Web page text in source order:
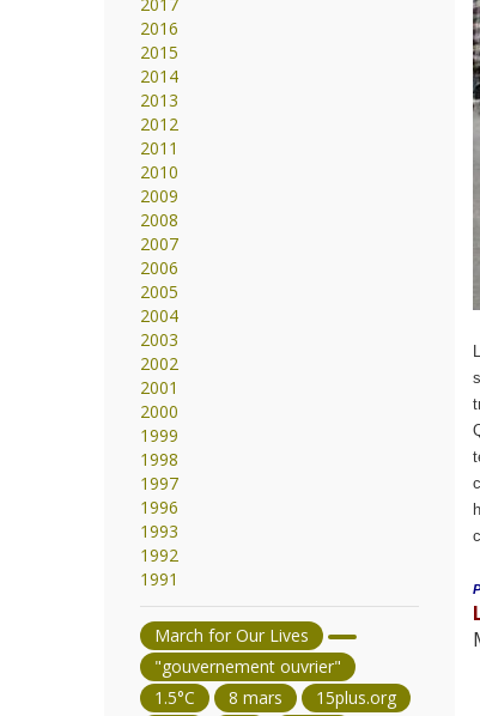
2016
2015
2014
2013
2012
2011
2010
2009
2008
2007
2006
2005
2004
2003
2002
2001
2000
1999
1998
1997
1996
1993
1992
1991
March for Our Lives
"gouvernement ouvrier"
1.5°C
8 mars
15plus.org